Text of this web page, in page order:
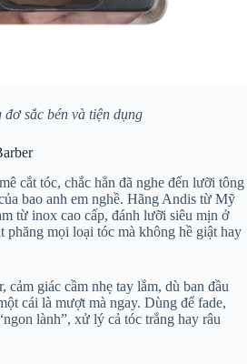
sắc bén và tiện dụng
cắt tóc, chắc hẳn đã nghe đến lưỡi tông
bao anh em nghề. Hãng Andis từ Mỹ
từ inox cao cấp, đánh lưỡi siêu mịn ở
phăng mọi loại tóc mà không hề giật hay
giác cầm nhẹ tay lắm, dù ban đầu
cái là mượt mà ngay. Dùng để fade,
lành”, xử lý cả tóc trắng hay râu